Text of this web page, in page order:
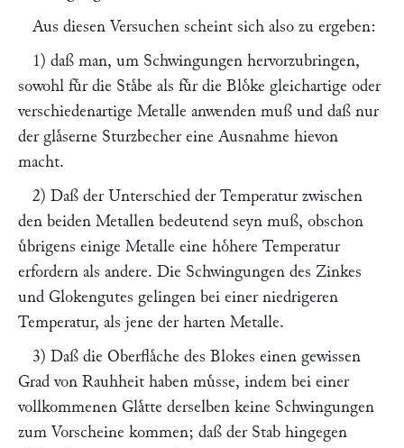
Aus diesen Versuchen scheint sich also zu ergeben:
1) daß man, um Schwingungen hervorzubringen,
sowohl fuͤr die Staͤbe als fuͤr die Bloͤke gleichartige oder
verschiedenartige Metalle anwenden muß und daß nur
der glaͤserne Sturzbecher eine Ausnahme hievon
macht.
2) Daß der Unterschied der Temperatur zwischen
den beiden Metallen bedeutend seyn muß, obschon
uͤbrigens einige Metalle eine hoͤhere Temperatur
erfordern als andere. Die Schwingungen des Zinkes
und Glokengutes gelingen bei einer niedrigeren
Temperatur, als jene der harten Metalle.
3) Daß die Oberflaͤche des Blokes einen gewissen
Grad von Rauhheit haben muͤsse, indem bei einer
vollkommenen Glaͤtte derselben keine Schwingungen
zum Vorscheine kommen; daß der Stab hingegen